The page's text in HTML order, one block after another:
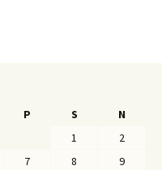
P S N
1
2
7 8
9